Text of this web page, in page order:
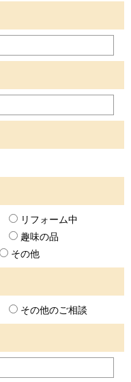
リフォーム中
趣味の品
その他
その他のご相談